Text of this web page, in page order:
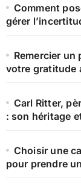
Comment
gérer
Remercier
votre gratitude
Carl Ritter,
: son héritage
Choisir une
pour prendre